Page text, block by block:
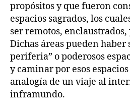
propósitos y que fueron
espacios sagrados, los
ser remotos, enclaustrados,
Dichas áreas pueden
periferia” o poderosos
y caminar por esos
analogía de un viaje al
inframundo.